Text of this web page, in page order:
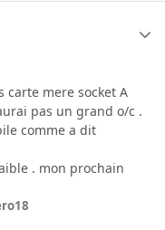
carte mere socket A
pas un grand o/c .
comme a dit
. mon prochain